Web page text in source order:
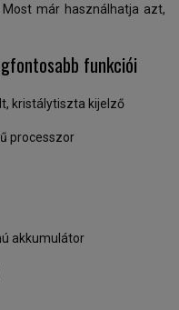
már használhatja azt,
funkciói
kristálytiszta kijelző
processzor
akkumulátor